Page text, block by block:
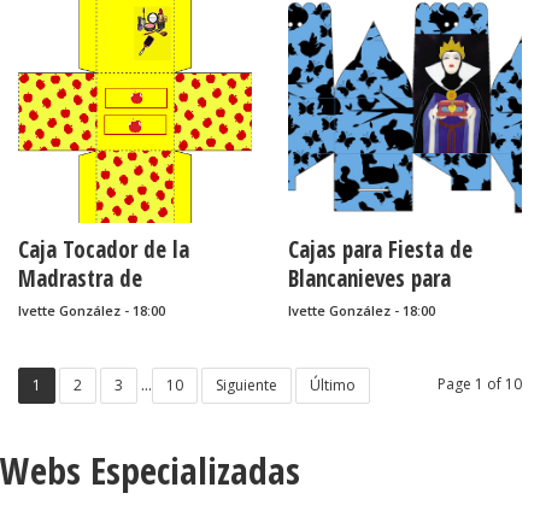
Caja Tocador de la
Madrastra de
Blancanieves para
Ivette González - 18:00
Cajas para Fiesta de
Blancanieves para
Imprimir Gratis.
Ivette González - 18:00
Page 1 of 10
1 2 3 ... 10 Siguiente Último
Webs Especializadas